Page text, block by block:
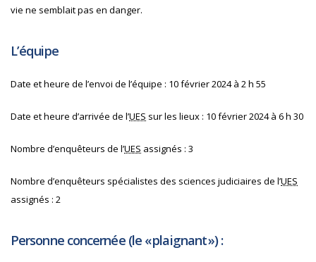
vie ne semblait pas en danger.
L’équipe
Date et heure de l’envoi de l’équipe : 10 février 2024 à 2 h 55
Date et heure d’arrivée de l’UES sur les lieux : 10 février 2024 à 6 h 30
Nombre d’enquêteurs de l’UES assignés : 3
Nombre d’enquêteurs spécialistes des sciences judiciaires de l’UES
assignés : 2
Personne concernée (le « plaignant ») :